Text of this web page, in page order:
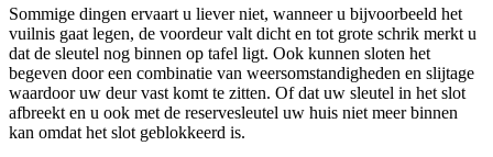
Sommige dingen ervaart u liever niet, wanneer u bijvoorbeeld het
vuilnis gaat legen, de voordeur valt dicht en tot grote schrik merkt u
dat de sleutel nog binnen op tafel ligt. Ook kunnen sloten het
begeven door een combinatie van weersomstandigheden en slijtage
waardoor uw deur vast komt te zitten. Of dat uw sleutel in het slot
afbreekt en u ook met de reservesleutel uw huis niet meer binnen
kan omdat het slot geblokkeerd is.